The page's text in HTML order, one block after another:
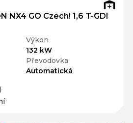
NX4 GO Czech! 1,6 T-GDI
Výkon
132 kW
Převodovka
Automatická